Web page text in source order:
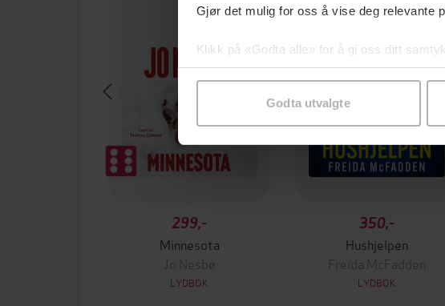
Gjør det mulig for oss å vise deg relevante
Klikk på «Godta alle» for å gi oss ditt
samtykke til spesifikke formål ved å klikke
Godta utvalgte
299,-
Minnesota
Jo Nesbø
LYDBOK
350,-
Hushjelpen
Freida McFadden
LYDBOK